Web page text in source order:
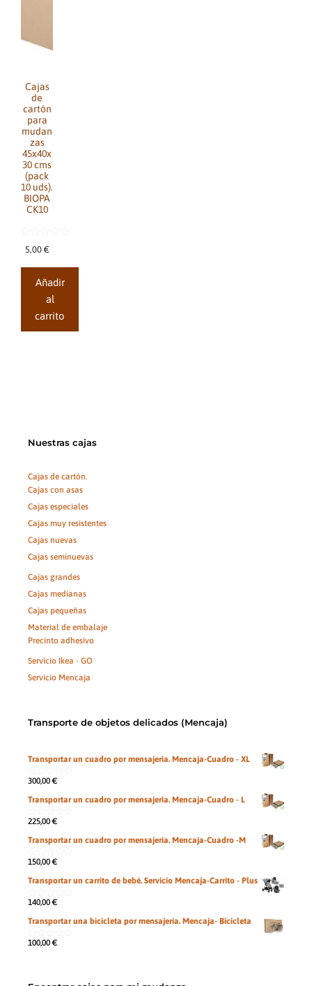
Cajas
de
cartón
para
mudan
zas
45x40x
30 cms
(pack
10 uds).
BIOPA
CK10
d
5
5,00 €
Añadir
al
carrito
Nuestras cajas
Cajas de cartón.
Cajas con asas
Cajas especiales
Cajas muy resistentes
Cajas nuevas
Cajas seminuevas
Cajas grandes
Cajas medianas
Cajas pequeñas
Material de embalaje
Precinto adhesivo
Servicio Ikea - GO
Servicio Mencaja
Transporte de objetos delicados (Mencaja)
Transportar un cuadro por mensajeria. Mencaja-Cuadro - XL
0
5
300,00 €
Transportar un cuadro por mensajeria. Mencaja-Cuadro - L
0
5
225,00 €
Transportar un cuadro por mensajeria. Mencaja-Cuadro -M
0
5
150,00 €
Transportar un carrito de bebé. Servicio Mencaja-Carrito - Plus
0
5
140,00 €
Transportar una bicicleta por mensajería. Mencaja- Bicicleta
0
100,00 €